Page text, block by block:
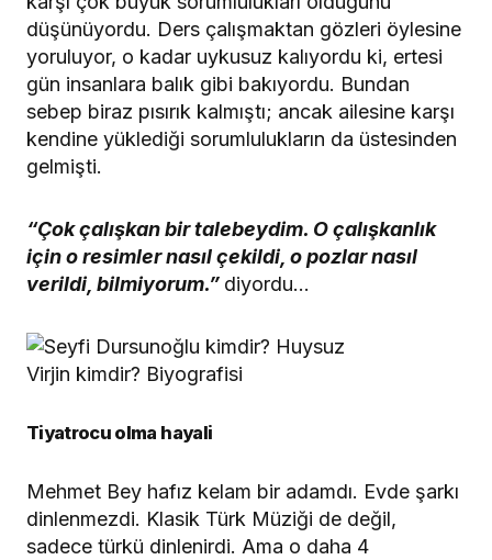
düşünüyordu. Ders çalışmaktan gözleri öylesine
yoruluyor, o kadar uykusuz kalıyordu ki, ertesi
gün insanlara balık gibi bakıyordu. Bundan
sebep biraz pısırık kalmıştı; ancak ailesine karşı
kendine yüklediği sorumlulukların da üstesinden
gelmişti.
“Çok çalışkan bir talebeydim. O çalışkanlık
için o resimler nasıl çekildi, o pozlar nasıl
verildi, bilmiyorum.” diyordu…
Tiyatrocu olma hayali
Mehmet Bey hafız kelam bir adamdı. Evde şarkı
dinlenmezdi. Klasik Türk Müziği de değil,
sadece türkü dinlenirdi. Ama o daha 4